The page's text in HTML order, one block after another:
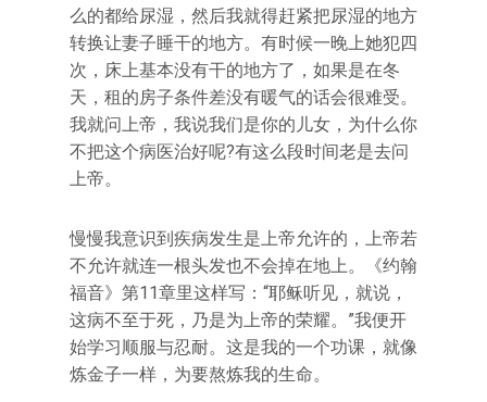
么的都给尿湿，然后我就得赶紧把尿湿的地方
转换让妻子睡干的地方。有时候一晚上她犯四
次，床上基本没有干的地方了，如果是在冬
天，租的房子条件差没有暖气的话会很难受。
我就问上帝，我说我们是你的儿女，为什么你
不把这个病医治好呢?有这么段时间老是去问
上帝。
慢慢我意识到疾病发生是上帝允许的，上帝若
不允许就连一根头发也不会掉在地上。《约翰
福音》第11章里这样写：“耶稣听见，就说，
这病不至于死，乃是为上帝的荣耀。”我便开
始学习顺服与忍耐。这是我的一个功课，就像
炼金子一样，为要熬炼我的生命。